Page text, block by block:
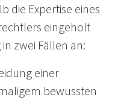
die Expertise eines
eingeholt
zwei Fällen an:
einer
bewussten